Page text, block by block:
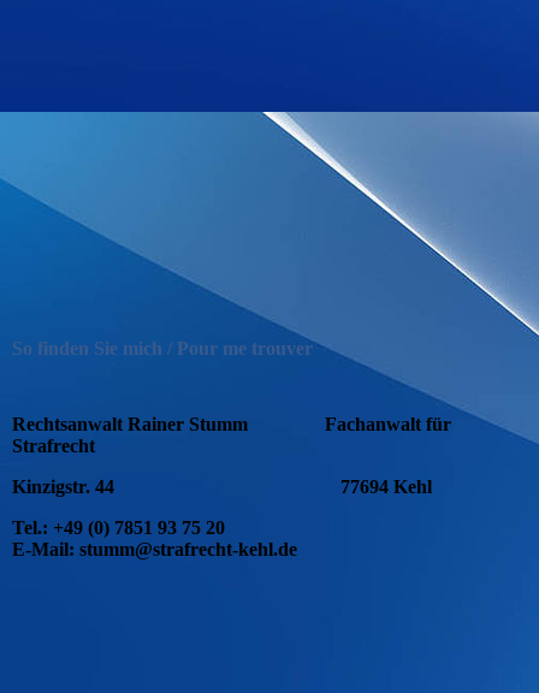
So finden Sie mich / Pour me trouver
Rechtsanwalt Rainer Stumm
Fachanwalt für
Strafrecht
Kinzigstr. 44
77694 Kehl
Tel.: +49 (0) 7851 93 75 20
E-Mail: stumm@strafrecht-kehl.de